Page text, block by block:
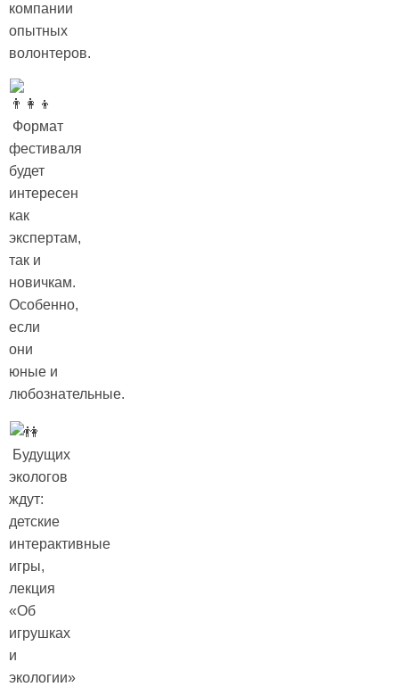
компании
опытных
волонтеров.
Формат
фестиваля
будет
интересен
как
экспертам,
так и
новичкам.
Особенно,
если
они
юные и
любознательные.
Будущих
экологов
ждут:
детские
интерактивные
игры,
лекция
«Об
игрушках
и
экологии»